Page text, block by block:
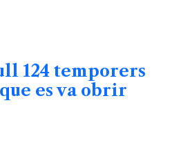
124 temporers
es va obrir